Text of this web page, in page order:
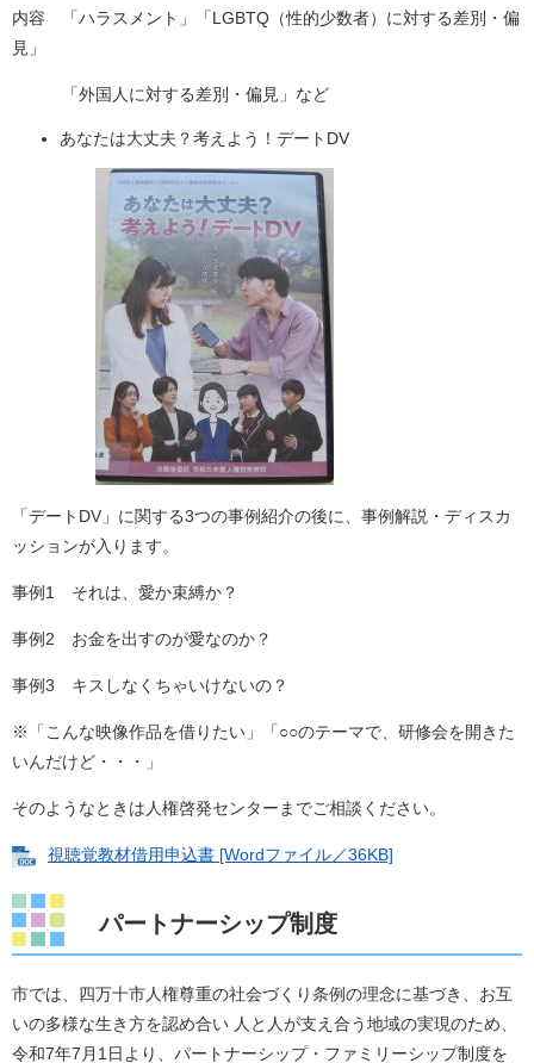
内容 「ハラスメント」「LGBTQ（性的少数者）に対する差別・偏
見」
「外国人に対する差別・偏見」など
あなたは大丈夫？考えよう！デートDV
「デートDV」に関する3つの事例紹介の後に、事例解説・ディスカ
ッションが入ります。
事例1 それは、愛か束縛か？
事例2 お金を出すのが愛なのか？
事例3 キスしなくちゃいけないの？
※「こんな映像作品を借りたい」「○○のテーマで、研修会を開きた
いんだけど・・・」
そのようなときは人権啓発センターまでご相談ください。
視聴覚教材借用申込書 [Wordファイル／36KB]
パートナーシップ制度
市では、四万十市人権尊重の社会づくり条例の理念に基づき、お互
いの多様な生き方を認め合い 人と人が支え合う地域の実現のため、
令和7年7月1日より、パートナーシップ・ファミリーシップ制度を